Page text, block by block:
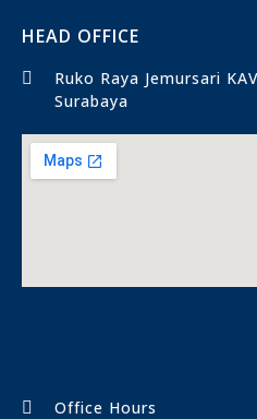
HEAD OFFICE
Ruko Raya Jemursari
Surabaya​
Office Hours